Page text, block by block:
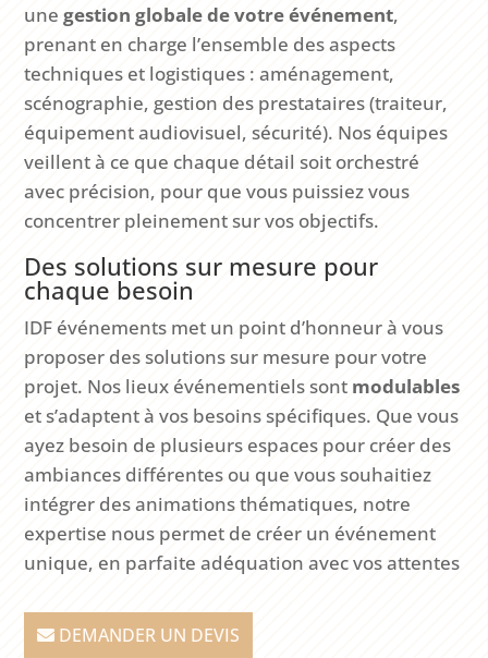
une gestion globale de votre événement,
prenant en charge l’ensemble des aspects
techniques et logistiques : aménagement,
scénographie, gestion des prestataires (traiteur,
équipement audiovisuel, sécurité). Nos équipes
veillent à ce que chaque détail soit orchestré
avec précision, pour que vous puissiez vous
concentrer pleinement sur vos objectifs.
Des solutions sur mesure pour
chaque besoin
IDF événements met un point d’honneur à vous
proposer des solutions sur mesure pour votre
projet. Nos lieux événementiels sont modulables
et s’adaptent à vos besoins spécifiques. Que vous
ayez besoin de plusieurs espaces pour créer des
ambiances différentes ou que vous souhaitiez
intégrer des animations thématiques, notre
expertise nous permet de créer un événement
unique, en parfaite adéquation avec vos attentes
DEMANDER UN DEVIS